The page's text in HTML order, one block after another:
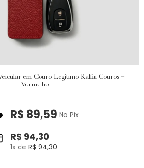
em Couro Legítimo Raffai Couros –
Vermelho
R$ 94,30
1x de R$ 94,30
R$ 89,59 No Pix